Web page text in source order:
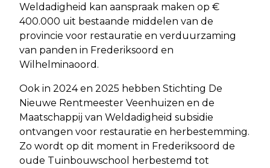
Weldadigheid kan aanspraak maken op €
400.000 uit bestaande middelen van de
provincie voor restauratie en verduurzaming
van panden in Frederiksoord en
Wilhelminaoord.
Ook in 2024 en 2025 hebben Stichting De
Nieuwe Rentmeester Veenhuizen en de
Maatschappij van Weldadigheid subsidie
ontvangen voor restauratie en herbestemming.
Zo wordt op dit moment in Frederiksoord de
oude Tuinbouwschool herbestemd tot